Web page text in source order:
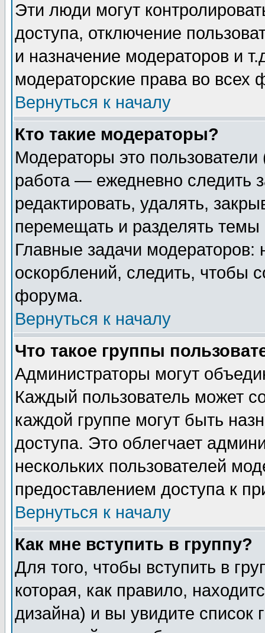
Эти люди могут
доступа, отключение
и назначение модераторов и
модераторские права во всех
Вернуться к началу
Кто такие модераторы?
Модераторы это
работа — ежедневно следить
редактировать, удалять,
перемещать и разделять
Главные задачи
оскорблений, следить, чтобы
форума.
Вернуться к началу
Что такое группы
Администраторы могут
Каждый пользователь может
каждой группе могут быть
доступа. Это облегчает
нескольких пользователей
предоставлением доступа к
Вернуться к началу
Как мне вступить в группу?
Для того, чтобы вступить в
которая, как правило,
дизайна) и вы увидите список